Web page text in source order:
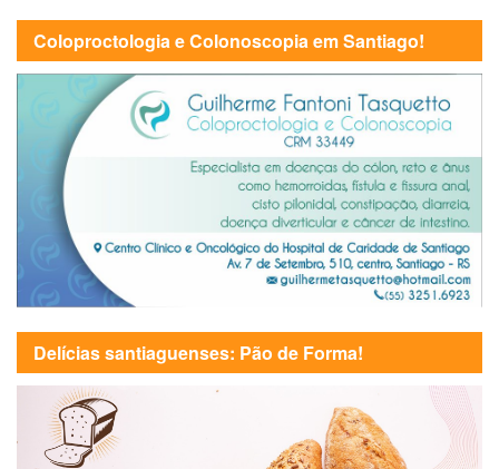
Coloproctologia e Colonoscopia em Santiago!
Delícias santiaguenses: Pão de Forma!